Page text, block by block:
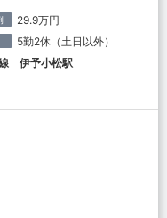
29.9万円
5勤2休（土日以外）
線 伊予小松駅